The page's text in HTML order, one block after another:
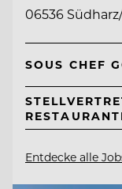
06536
SOUS CHEF
Entdecke alle